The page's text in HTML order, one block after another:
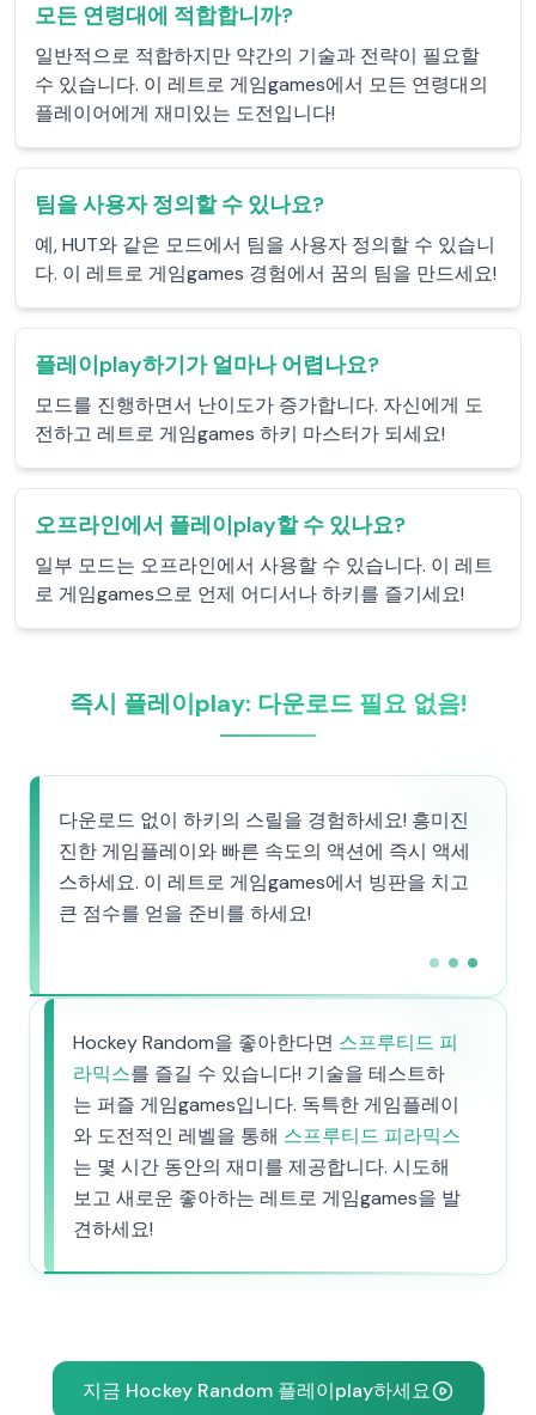
모든 연령대에 적합합니까?
일반적으로 적합하지만 약간의 기술과 전략이 필요할
수 있습니다. 이 레트로 게임games에서 모든 연령대의
플레이어에게 재미있는 도전입니다!
팀을 사용자 정의할 수 있나요?
예, HUT와 같은 모드에서 팀을 사용자 정의할 수 있습니
다. 이 레트로 게임games 경험에서 꿈의 팀을 만드세요!
플레이play하기가 얼마나 어렵나요?
모드를 진행하면서 난이도가 증가합니다. 자신에게 도
전하고 레트로 게임games 하키 마스터가 되세요!
오프라인에서 플레이play할 수 있나요?
일부 모드는 오프라인에서 사용할 수 있습니다. 이 레트
로 게임games으로 언제 어디서나 하키를 즐기세요!
즉시 플레이play: 다운로드 필요 없음!
다운로드 없이 하키의 스릴을 경험하세요! 흥미진
진한 게임플레이와 빠른 속도의 액션에 즉시 액세
스하세요. 이 레트로 게임games에서 빙판을 치고
큰 점수를 얻을 준비를 하세요!
Hockey Random을 좋아한다면 스프루티드 피
라믹스를 즐길 수 있습니다! 기술을 테스트하
는 퍼즐 게임games입니다. 독특한 게임플레이
와 도전적인 레벨을 통해 스프루티드 피라믹스
는 몇 시간 동안의 재미를 제공합니다. 시도해
보고 새로운 좋아하는 레트로 게임games을 발
견하세요!
지금 Hockey Random 플레이play하세요